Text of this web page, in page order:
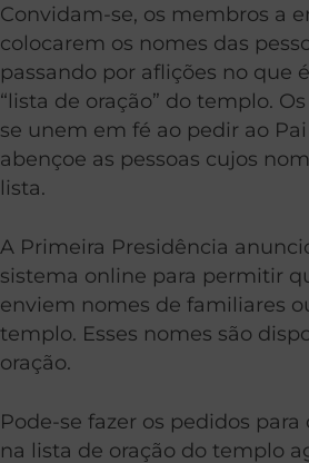
Convidam-se, os membros a
colocarem os nomes das
passando por aflições no que
“lista de oração” do templo.
se unem em fé ao pedir ao
abençoe as pessoas cujos
lista.
A Primeira Presidência
sistema online para permitir
enviem nomes de familiares
templo. Esses nomes são
oração.
Pode-se fazer os pedidos
na lista de oração do templo